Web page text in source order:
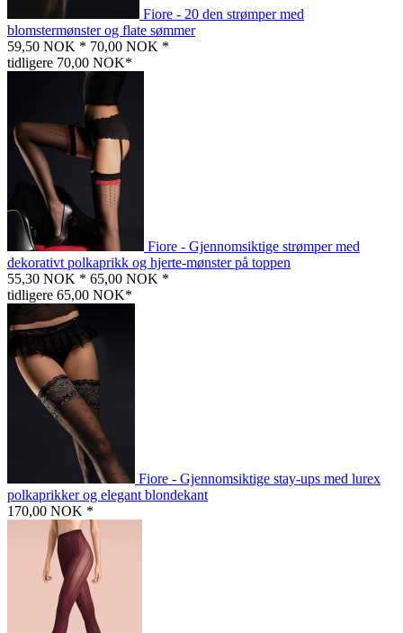
Fiore - 20 den strømper med
blomstermønster og flate sømmer
59,50 NOK * 70,00 NOK *
tidligere 70,00 NOK*
Fiore - Gjennomsiktige strømper med
dekorativt polkaprikk og hjerte-mønster på toppen
55,30 NOK * 65,00 NOK *
tidligere 65,00 NOK*
Fiore - Gjennomsiktige stay-ups med lurex
polkaprikker og elegant blondekant
170,00 NOK *